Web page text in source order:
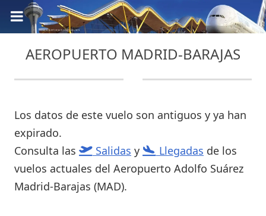
AEROPUERTO MADRID-BARAJAS
Los datos de este vuelo son antiguos y ya han
expirado.
Consulta las
Salidas y Llegadas de los
vuelos actuales del Aeropuerto Adolfo Suárez
Madrid-Barajas (MAD).